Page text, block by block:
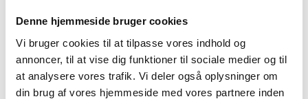
Denne hjemmeside bruger cookies
Vi bruger cookies til at tilpasse vores indhold og
annoncer, til at vise dig funktioner til sociale medier og til
at analysere vores trafik. Vi deler også oplysninger om
din brug af vores hjemmeside med vores partnere inden
europæiske lande og skaber hermed et godt grundlag
Læs mere om Euroguidance og international
vejledning